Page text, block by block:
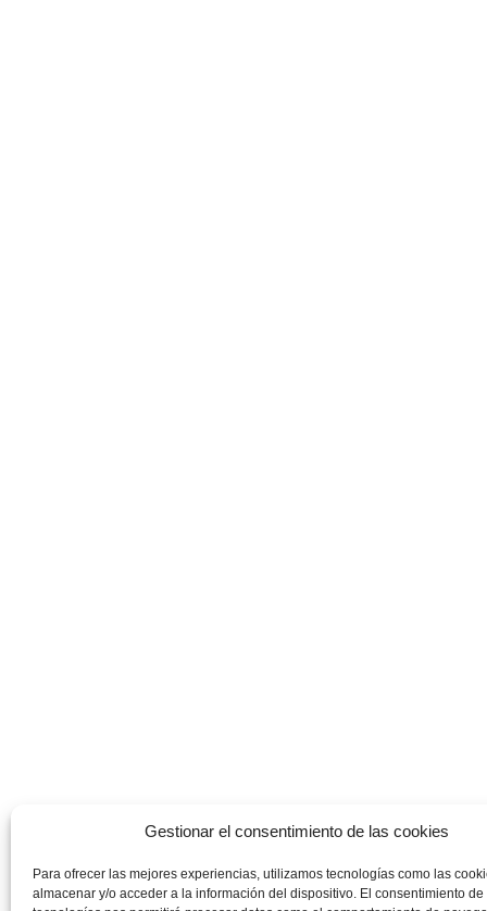
Gestionar el consentimiento de las cookies
Para ofrecer las mejores experiencias, utilizamos tecnologías como las
almacenar y/o acceder a la información del dispositivo. El consentimiento de